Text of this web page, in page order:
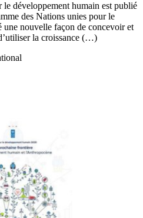
développement humain est publié
des Nations unies pour le
nouvelle façon de concevoir et
la croissance (…)